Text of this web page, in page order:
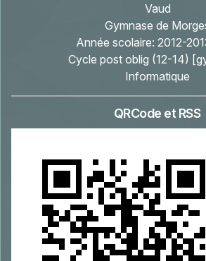
Vaud
Gymnase de
Année scolaire: 2012-
Cycle post oblig (12-14)
Informatique
QRCode et RSS